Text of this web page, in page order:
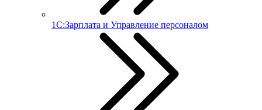
1С:Зарплата и Управление персоналом